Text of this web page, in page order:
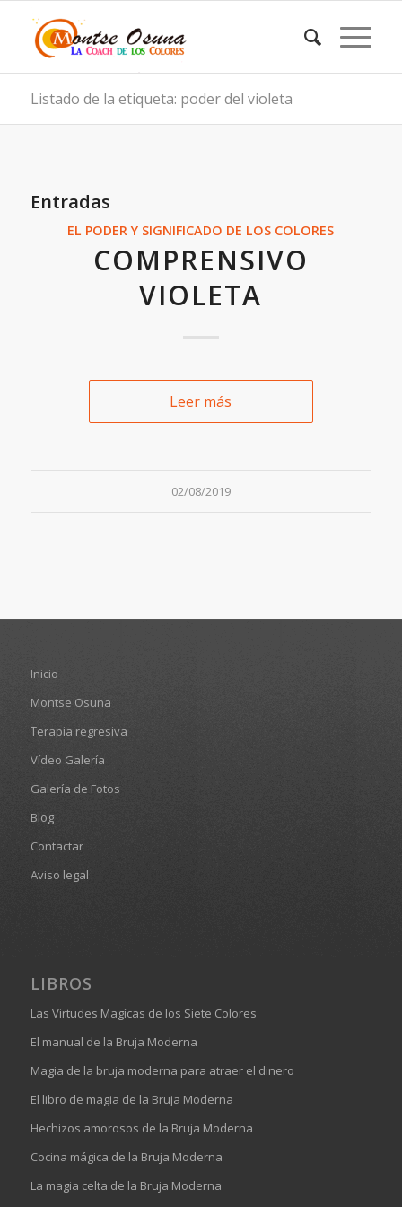
Listado de la etiqueta: poder del violeta
Entradas
EL PODER Y SIGNIFICADO DE LOS COLORES
COMPRENSIVO
VIOLETA
Leer más
02/08/2019
Inicio
Montse Osuna
Terapia regresiva
Vídeo Galería
Galería de Fotos
Blog
Contactar
Aviso legal
LIBROS
Las Virtudes Magícas de los Siete Colores
El manual de la Bruja Moderna
Magia de la bruja moderna para atraer el dinero
El libro de magia de la Bruja Moderna
Hechizos amorosos de la Bruja Moderna
Cocina mágica de la Bruja Moderna
La magia celta de la Bruja Moderna